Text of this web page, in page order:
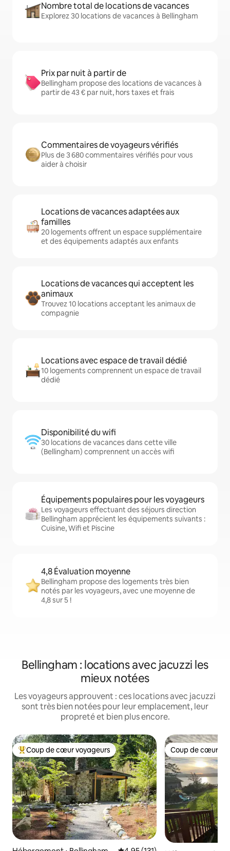
Nombre total de locations de vacances
Explorez 30 locations de vacances à Bellingham
Prix par nuit à partir de
Bellingham propose des locations de vacances à
partir de 43 € par nuit, hors taxes et frais
Commentaires de voyageurs vérifiés
Plus de 3 680 commentaires vérifiés pour vous
aider à choisir
Locations de vacances adaptées aux
familles
20 logements offrent un espace supplémentaire
et des équipements adaptés aux enfants
Locations de vacances qui acceptent les
animaux
Trouvez 10 locations acceptant les animaux de
compagnie
Locations avec espace de travail dédié
10 logements comprennent un espace de travail
dédié
Disponibilité du wifi
30 locations de vacances dans cette ville
(Bellingham) comprennent un accès wifi
Équipements populaires pour les voyageurs
Les voyageurs effectuant des séjours direction
Bellingham apprécient les équipements suivants :
Cuisine, Wifi et Piscine
4,8 Évaluation moyenne
Bellingham propose des logements très bien
notés par les voyageurs, avec une moyenne de
4,8 sur 5 !
Bellingham : locations avec jacuzzi les
mieux notées
Les voyageurs approuvent : ces locations avec jacuzzi
sont très bien notées pour leur emplacement, leur
propreté et bien plus encore.
Coups de cœur voyageurs les plus appréciés
Coup de cœur voyageurs Coup de cœur
Coup de cœur